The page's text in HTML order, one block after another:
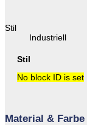
Stil
Industriell
Stil
No block ID is set
Material & Farbe